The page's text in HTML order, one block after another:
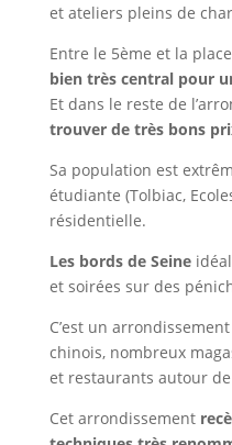
et ateliers pleins de
Entre le 5ème et la
bien très central pour
Et dans le reste de
trouver de très bons
Sa population est
étudiante (Tolbiac,
résidentielle.
Les bords de Seine
et soirées sur des
C’est un
chinois, nombreux
et restaurants autour de
Cet arrondissement